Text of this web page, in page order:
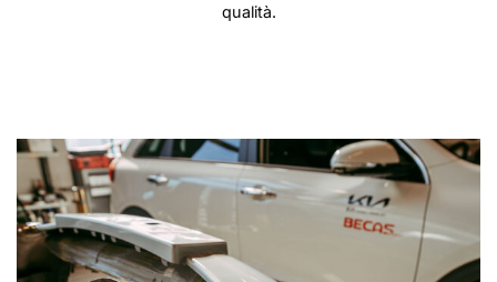
qualità.